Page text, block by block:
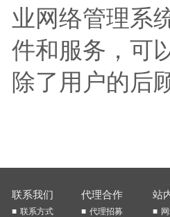
业网络管理系
件和服务，可
除了用户的后
联系我们
联系方式
代理合作
代理招募
站